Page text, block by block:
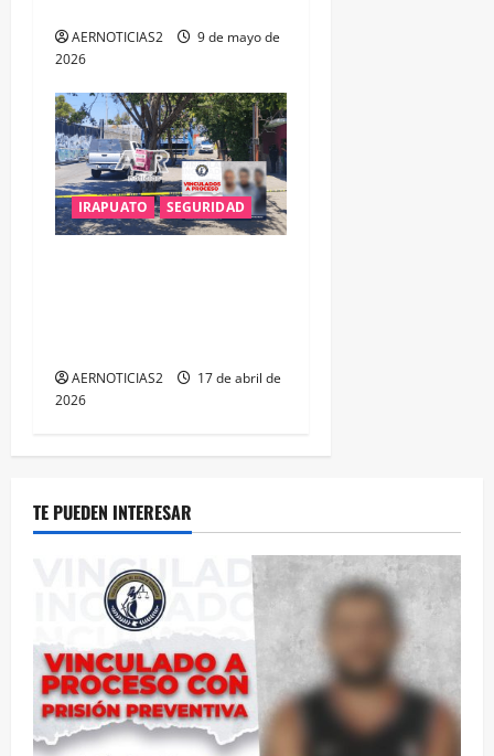
AERNOTICIAS2
9 de mayo de
2026
IRAPUATO SEGURIDAD
AERNOTICIAS2
17 de abril de
2026
TE PUEDEN INTERESAR